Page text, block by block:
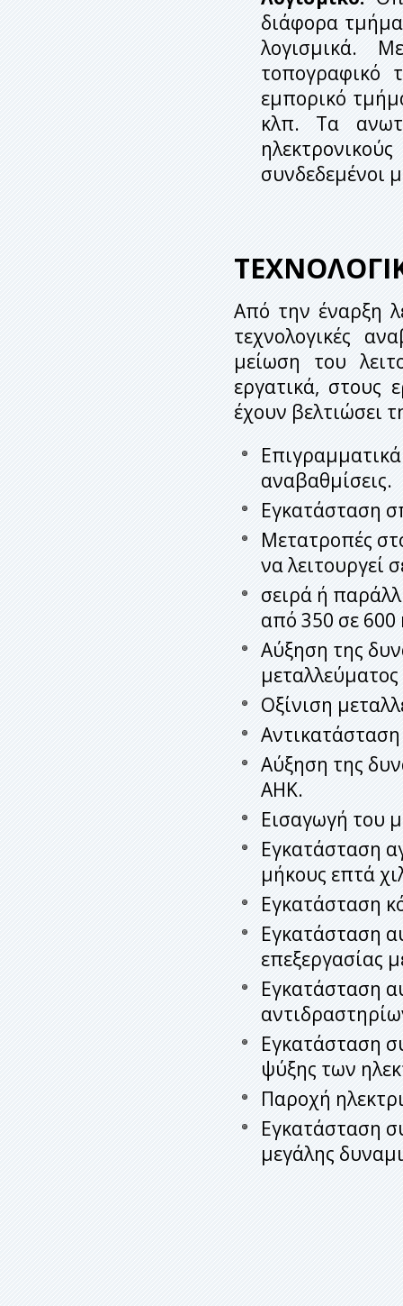
διάφορα
λογισμικά.
τοπογραφικό
εμπορικό
κλπ. Τα
συνδεδεμένοι
Από την έναρξη
τεχνολογικές
μείωση του
εργατικά, στους
έχουν βελτιώσει
αναβαθμίσεις.
Εγκατάσταση
Μετατροπές
να λειτουργεί
σειρά ή
από 350 σε
Αύξηση της
Οξίνιση
Αύξηση της
ΑΗΚ.
Εισαγωγή του
Εγκατάσταση
μήκους επτά
Εγκατάσταση
Εγκατάσταση
επεξεργασίας
Εγκατάσταση
Εγκατάσταση
ψύξης των
Παροχή
Εγκατάσταση
μεγάλης